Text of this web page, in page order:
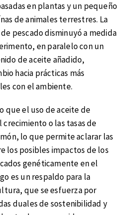
en plantas y un pequeño
de animales terrestres. La
pescado disminuyó a medida
en paralelo con un
de aceite añadido,
hacia prácticas más
con el ambiente.
que el uso de aceite de
crecimiento o las tasas de
lo que permite aclarar las
los posibles impactos de los
genéticamente en el
es un respaldo para la
que se esfuerza por
duales de sostenibilidad y